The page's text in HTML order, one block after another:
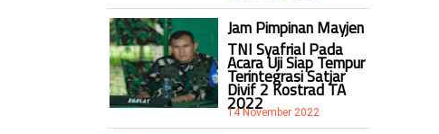
Jam Pimpinan Mayjen
TNI Syafrial Pada
Acara Uji Siap Tempur
Terintegrasi Satjar
Divif 2 Kostrad TA
2022
14 November 2022